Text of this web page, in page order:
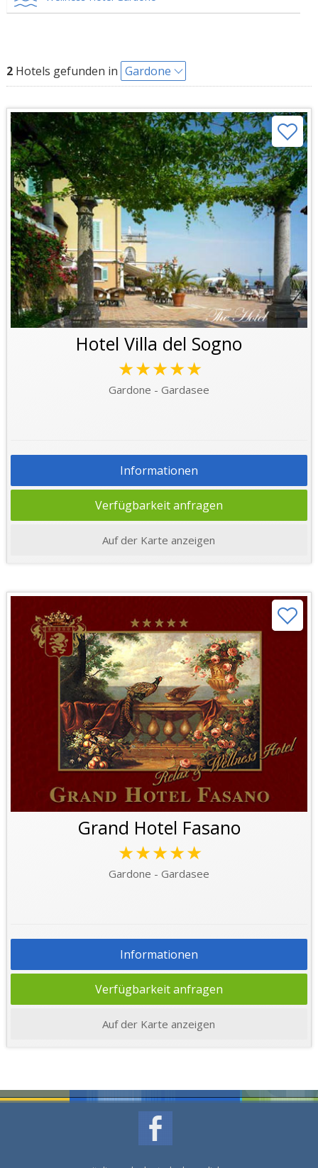
2Hotels gefunden in Gardone
Hotel Villa del Sogno
★★★★★
Gardone - Gardasee
Informationen
Verfügbarkeit anfragen
Auf der Karte anzeigen
Grand Hotel Fasano
★★★★★
Gardone - Gardasee
Informationen
Verfügbarkeit anfragen
Auf der Karte anzeigen